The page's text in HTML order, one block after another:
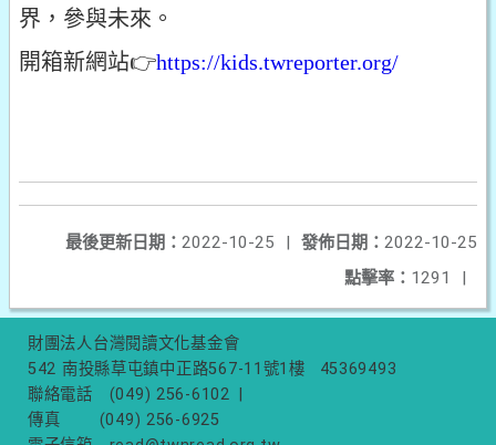
界，參與未來。
開箱新網站👉https://kids.twreporter.org/
發佈日期： 2022-10-25
最後更新日期： 2022-10-25
|
點擊率： 1291 |
財團法人台灣閱讀文化基金會
542 南投縣草屯鎮中正路567-11號1樓
45369493
聯絡電話
(049) 256-6102
傳真
(049) 256-6925